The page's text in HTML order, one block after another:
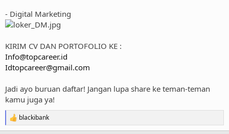
- Digital Marketing
KIRIM CV DAN PORTOFOLIO KE :
Info@topcareer.id
Idtopcareer@gmail.com
Jadi ayo buruan daftar! Jangan lupa share ke teman-teman
kamu juga ya!
R
e
blackibank